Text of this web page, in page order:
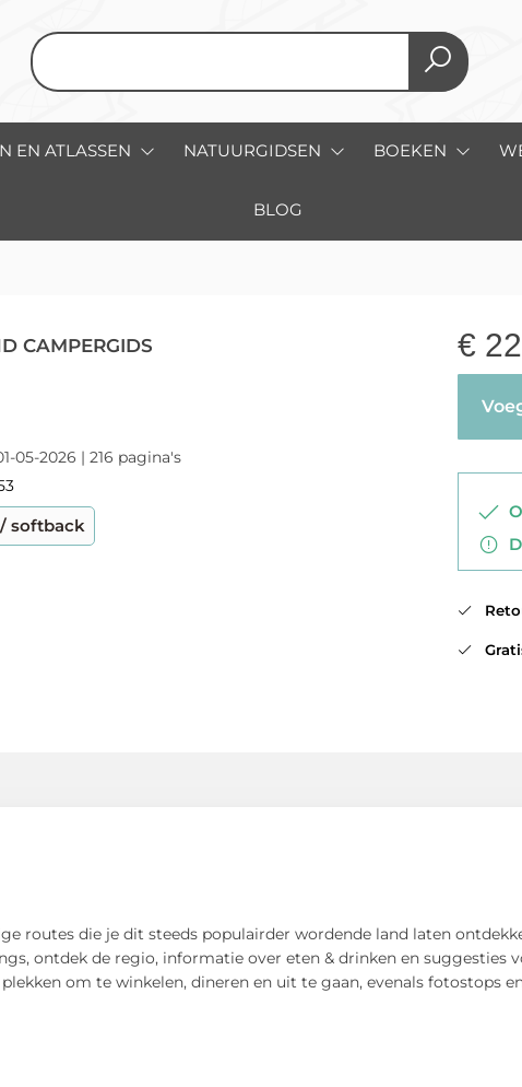
EN ATLASSEN NATUURGIDSEN BOEKEN
BLOG
CAMPERGIDS
05-2026 | 216 pagina's
softback
€
routes die je dit steeds populairder wordende land laten
ontdek de regio, informatie over eten & drinken en suggesties
om te winkelen, dineren en uit te gaan, evenals fotostops